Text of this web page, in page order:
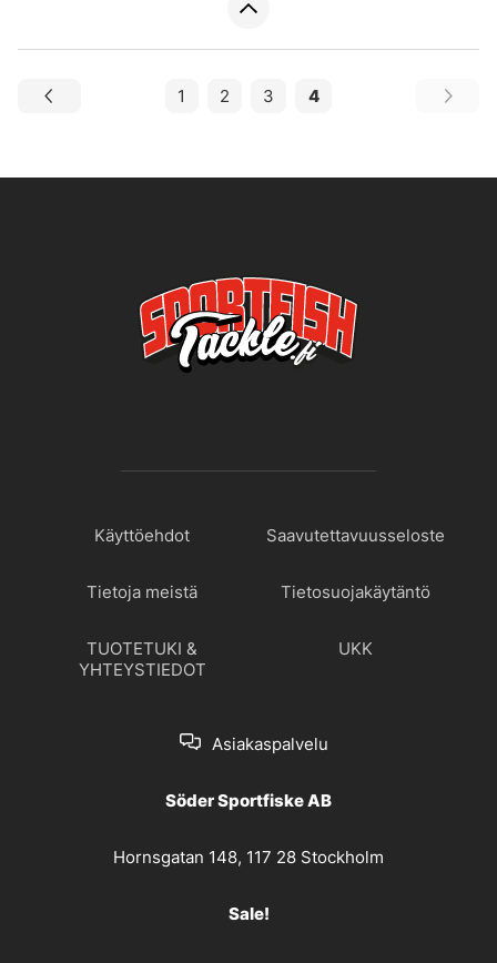
1 2 3 4
Käyttöehdot Saavutettavuusseloste
Tietoja meistä Tietosuojakäytäntö
TUOTETUKI &
YHTEYSTIEDOT
UKK
Asiakaspalvelu
Söder Sportfiske AB
Hornsgatan 148, 117 28 Stockholm
Sale!